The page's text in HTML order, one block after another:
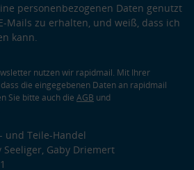
personenbezogenen Daten genutzt
Mails zu erhalten, und weiß, dass ich
kann.
nutzen wir rapidmail. Mit Ihrer
die eingegebenen Daten an rapidmail
Sie bitte auch die AGB und
und Teile-Handel
Gaby Driemert